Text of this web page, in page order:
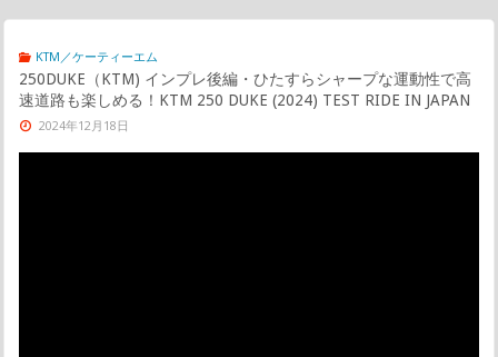
KTM／ケーティーエム
250DUKE（KTM) インプレ後編・ひたすらシャープな運動性で高
速道路も楽しめる！KTM 250 DUKE (2024) TEST RIDE IN JAPAN
2024年12月18日